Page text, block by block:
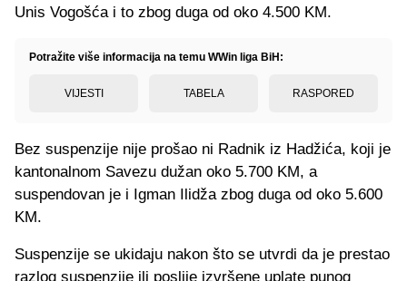
Unis Vogošća i to zbog duga od oko 4.500 KM.
Potražite više informacija na temu WWin liga BiH:
VIJESTI TABELA RASPORED
Bez suspenzije nije prošao ni Radnik iz Hadžića, koji je
kantonalnom Savezu dužan oko 5.700 KM, a
suspendovan je i Igman Ilidža zbog duga od oko 5.600
KM.
Suspenzije se ukidaju nakon što se utvrdi da je prestao
razlog suspenzije ili poslije izvršene uplate punog